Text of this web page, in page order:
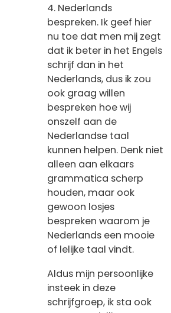
4. Nederlands
bespreken. Ik geef hier
nu toe dat men mij zegt
dat ik beter in het Engels
schrijf dan in het
Nederlands, dus ik zou
ook graag willen
bespreken hoe wij
onszelf aan de
Nederlandse taal
kunnen helpen. Denk niet
alleen aan elkaars
grammatica scherp
houden, maar ook
gewoon losjes
bespreken waarom je
Nederlands een mooie
of lelijke taal vindt.
Aldus mijn persoonlijke
insteek in deze
schrijfgroep, ik sta ook